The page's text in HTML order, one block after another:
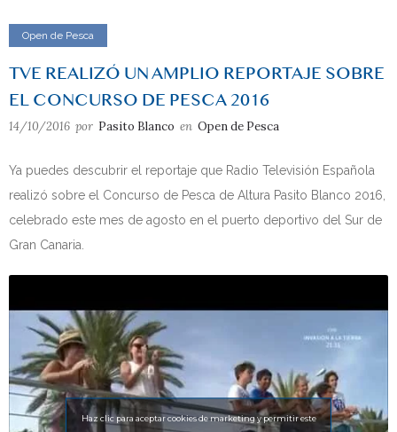
Open de Pesca
TVE REALIZÓ UN AMPLIO REPORTAJE SOBRE
EL CONCURSO DE PESCA 2016
14/10/2016 por Pasito Blanco en Open de Pesca
Ya puedes descubrir el reportaje que Radio Televisión Española
realizó sobre el Concurso de Pesca de Altura Pasito Blanco 2016,
celebrado este mes de agosto en el puerto deportivo del Sur de
Gran Canaria.
Haz clic para aceptar cookies de marketing y permitir este